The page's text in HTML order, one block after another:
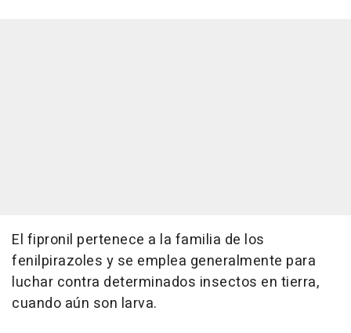
El fipronil pertenece a la familia de los
fenilpirazoles y se emplea generalmente para
luchar contra determinados insectos en tierra,
cuando aún son larva.